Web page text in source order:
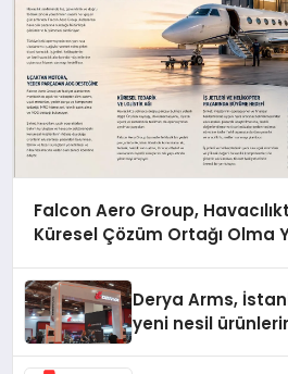
Falcon Aero Group,
Küresel Çözüm Ortağı Olma
Derya Arms,
yeni nesil